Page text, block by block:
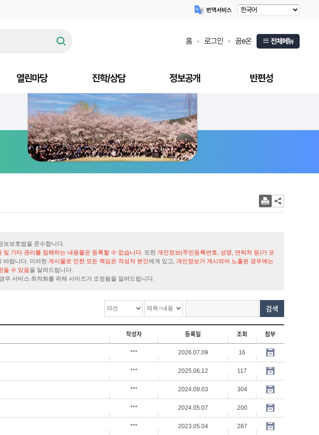
홈 로그인 꿈e온 전체메뉴
열린마당 진학/상담 정보공개 반편성
보보호법을 준수합니다.
및 기타 권리를 침해하는 내용물은 등록할 수 없습니다 . 또한 개인정보(주민등록번호, 성명, 연락처 등)가 포
바랍니다. 이러한 게시물로 인한 모든 책임은 작성자 본인에게 있고, 개인정보가 게시되어 노출된 경우에는
을 수 있음을 알려드립니다.
우 서비스 최적화를 위해 사이즈가 조정됨을 알려드립니다.
검색
작성자 등록일 조회 첨부
*** 2026.07.09 16
*** 2025.06.12 117
*** 2024.09.03 304
*** 2024.05.07 200
*** 2023.05.04 287